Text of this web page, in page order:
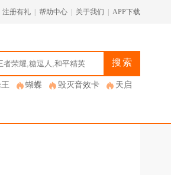
注册有礼 帮助中心 关于我们 APP下载
搜索
蝴蝶 毁灭音效卡 天启